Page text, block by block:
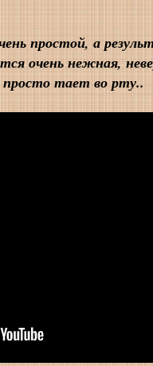
простой, а
очень нежная,
тает во рту..